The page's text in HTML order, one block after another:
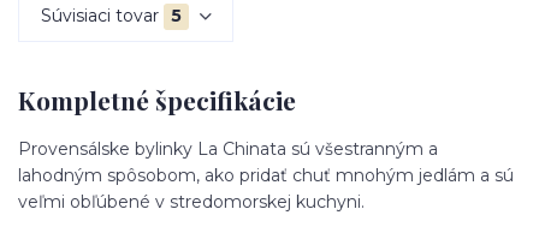
Súvisiaci tovar 5
Kompletné špecifikácie
Provensálske bylinky La Chinata sú všestranným a
lahodným spôsobom, ako pridať chuť mnohým jedlám a sú
veľmi obľúbené v stredomorskej kuchyni.